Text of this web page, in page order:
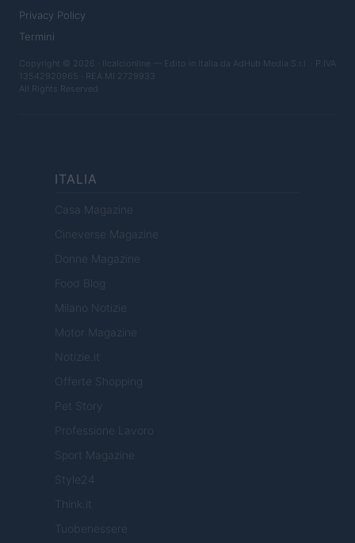
Privacy Policy
Termini
Copyright © 2026 · Ilcalcionline — Edito in Italia da AdHub Media S.r.l. · P.IVA
13542920965 · REA MI 2729933
All Rights Reserved
ITALIA
Casa Magazine
Cineverse Magazine
Donne Magazine
Food Blog
Milano Notizie
Motor Magazine
Notizie.it
Offerte Shopping
Pet Story
Professione Lavoro
Sport Magazine
Style24
Think.it
Tuobenessere